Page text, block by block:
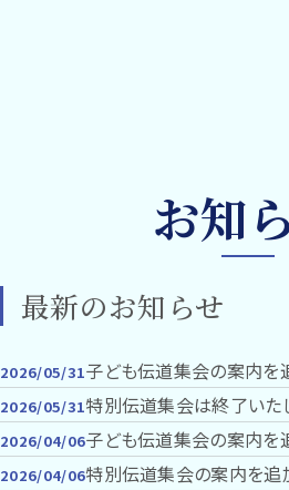
お知
最新のお知らせ
2026/05/31子ども伝道集会の案内を
2026/05/31特別伝道集会は終了いた
2026/04/06子ども伝道集会の案内を
2026/04/06特別伝道集会の案内を追